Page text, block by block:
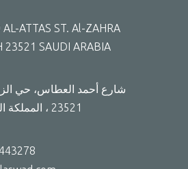
ATTAS ST. Al-ZAHRA
23521 SAUDI ARABIA
23521 ، المملكة العربية السعودية